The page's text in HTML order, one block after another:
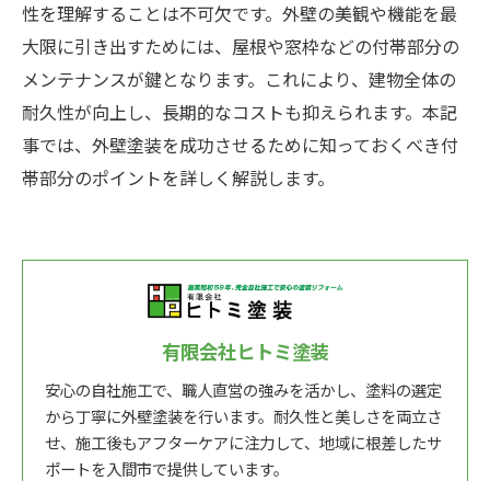
性を理解することは不可欠です。外壁の美観や機能を最
大限に引き出すためには、屋根や窓枠などの付帯部分の
メンテナンスが鍵となります。これにより、建物全体の
耐久性が向上し、長期的なコストも抑えられます。本記
事では、外壁塗装を成功させるために知っておくべき付
帯部分のポイントを詳しく解説します。
有限会社ヒトミ塗装
安心の自社施工で、職人直営の強みを活かし、塗料の選定
から丁寧に外壁塗装を行います。耐久性と美しさを両立さ
せ、施工後もアフターケアに注力して、地域に根差したサ
ポートを入間市で提供しています。